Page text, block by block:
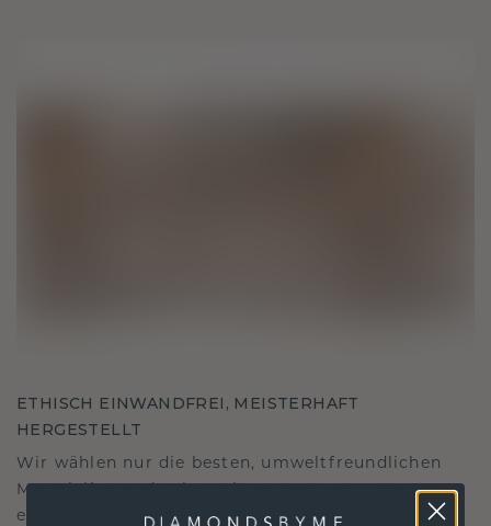
ETHISCH EINWANDFREI, MEISTERHAFT
HERGESTELLT
Wir wählen nur die besten, umweltfreundlichen
Materialien und Labor Diamanten aus. Unsere
erfahrenen Goldschmiede verbinden